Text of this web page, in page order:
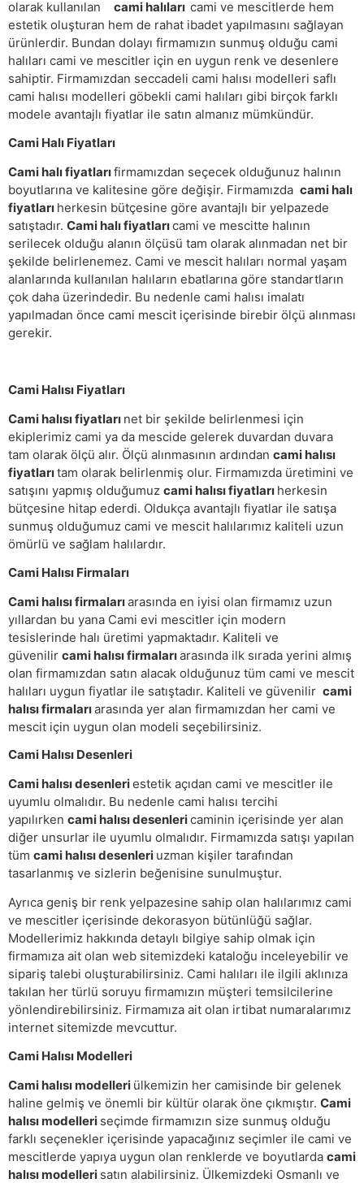
olarak kullanılan cami halıları cami ve mescitlerde hem
estetik oluşturan hem de rahat ibadet yapılmasını sağlayan
ürünlerdir. Bundan dolayı firmamızın sunmuş olduğu cami
halıları cami ve mescitler için en uygun renk ve desenlere
sahiptir. Firmamızdan seccadeli cami halısı modelleri saflı
cami halısı modelleri göbekli cami halıları gibi birçok farklı
modele avantajlı fiyatlar ile satın almanız mümkündür.
Cami Halı Fiyatları
Cami halı fiyatlarıfirmamızdan seçecek olduğunuz halının
boyutlarına ve kalitesine göre değişir. Firmamızda cami halı
fiyatları herkesin bütçesine göre avantajlı bir yelpazede
satıştadır. Cami halı fiyatlarıcami ve mescitte halının
serilecek olduğu alanın ölçüsü tam olarak alınmadan net bir
şekilde belirlenemez. Cami ve mescit halıları normal yaşam
alanlarında kullanılan halıların ebatlarına göre standartların
çok daha üzerindedir. Bu nedenle cami halısı imalatı
yapılmadan önce cami mescit içerisinde birebir ölçü alınması
gerekir.
Cami Halısı Fiyatları
Cami halısı fiyatları net bir şekilde belirlenmesi için
ekiplerimiz cami ya da mescide gelerek duvardan duvara
tam olarak ölçü alır. Ölçü alınmasının ardından cami halısı
fiyatlarıtam olarak belirlenmiş olur. Firmamızda üretimini ve
satışını yapmış olduğumuz cami halısı fiyatları herkesin
bütçesine hitap ederdi. Oldukça avantajlı fiyatlar ile satışa
sunmuş olduğumuz cami ve mescit halılarımız kaliteli uzun
ömürlü ve sağlam halılardır.
Cami Halısı Firmaları
Cami halısı firmalarıarasında en iyisi olan firmamız uzun
yıllardan bu yana Cami evi mescitler için modern
tesislerinde halı üretimi yapmaktadır. Kaliteli ve
güvenilir cami halısı firmalarıarasında ilk sırada yerini almış
olan firmamızdan satın alacak olduğunuz tüm cami ve mescit
halıları uygun fiyatlar ile satıştadır. Kaliteli ve güvenilir cami
halısı firmalarıarasında yer alan firmamızdan her cami ve
mescit için uygun olan modeli seçebilirsiniz.
Cami Halısı Desenleri
Cami halısı desenleriestetik açıdan cami ve mescitler ile
uyumlu olmalıdır. Bu nedenle cami halısı tercihi
yapılırken cami halısı desenlericaminin içerisinde yer alan
diğer unsurlar ile uyumlu olmalıdır. Firmamızda satışı yapılan
tüm cami halısı desenleri uzman kişiler tarafından
tasarlanmış ve sizlerin beğenisine sunulmuştur.
Ayrıca geniş bir renk yelpazesine sahip olan halılarımız cami
ve mescitler içerisinde dekorasyon bütünlüğü sağlar.
Modellerimiz hakkında detaylı bilgiye sahip olmak için
firmamıza ait olan web sitemizdeki kataloğu inceleyebilir ve
sipariş talebi oluşturabilirsiniz. Cami halıları ile ilgili aklınıza
takılan her türlü soruyu firmamızın müşteri temsilcilerine
yönlendirebilirsiniz. Firmamıza ait olan irtibat numaralarımız
internet sitemizde mevcuttur.
Cami Halısı Modelleri
Cami halısı modelleri ülkemizin her camisinde bir gelenek
haline gelmiş ve önemli bir kültür olarak öne çıkmıştır. Cami
halısı modelleri seçimde firmamızın size sunmuş olduğu
farklı seçenekler içerisinde yapacağınız seçimler ile cami ve
mescitlerde yapıya uygun olan renklerde ve boyutlarda cami
halısı modelleri satın alabilirsiniz. Ülkemizdeki Osmanlı ve